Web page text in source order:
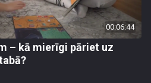
00:06:44
– kā mierīgi pāriet uz